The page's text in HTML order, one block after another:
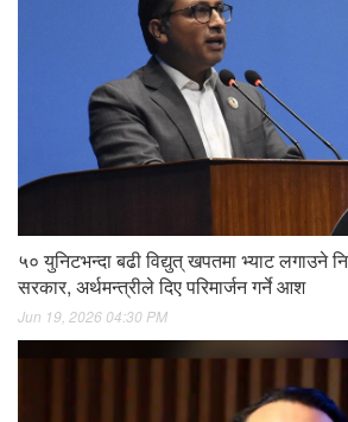
५० युनिटभन्दा बढी विद्युत् खपतमा भ्याट लगाउने
सरकार, अर्थमन्त्रीले दिए परिमार्जन गर्ने आश
Jun 19, 2026 04:30 PM